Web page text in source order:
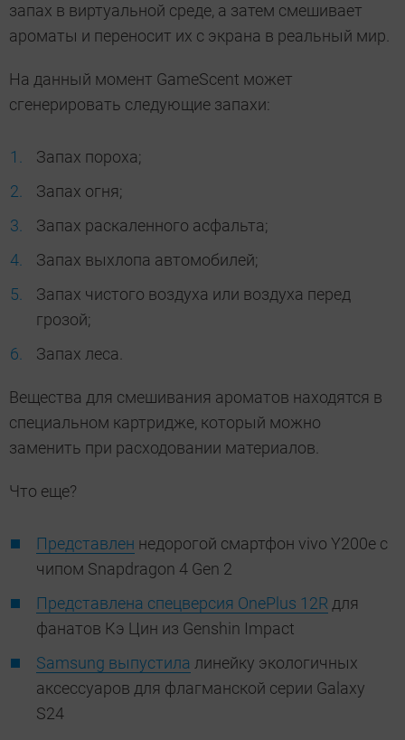
запах в виртуальной среде, а затем смешивает
ароматы и переносит их с экрана в реальный мир.
На данный момент GameScent может
сгенерировать следующие запахи:
Запах пороха;
Запах огня;
Запах раскаленного асфальта;
Запах выхлопа автомобилей;
Запах чистого воздуха или воздуха перед
грозой;
Запах леса.
Вещества для смешивания ароматов находятся в
специальном картридже, который можно
заменить при расходовании материалов.
Что еще?
Представлен недорогой смартфон vivo Y200e с
чипом Snapdragon 4 Gen 2
Представлена спецверсия OnePlus 12R для
фанатов Кэ Цин из Genshin Impact
Samsung выпустила линейку экологичных
аксессуаров для флагманской серии Galaxy
S24